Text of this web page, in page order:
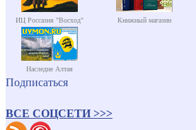
ИЦ Россазия "Восход" Книжный магазин
Наследие Алтая
Подписаться
ВСЕ СОЦСЕТИ >>>